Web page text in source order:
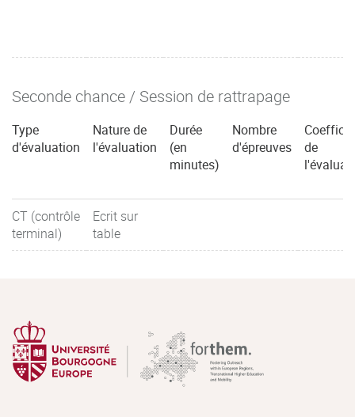
Seconde chance / Session de rattrapage
Type
d'évaluation
Nature de
l'évaluation
Durée
(en
minutes)
Nombre
d'épreuves
de
CT (contrôle
terminal)
Ecrit sur
table